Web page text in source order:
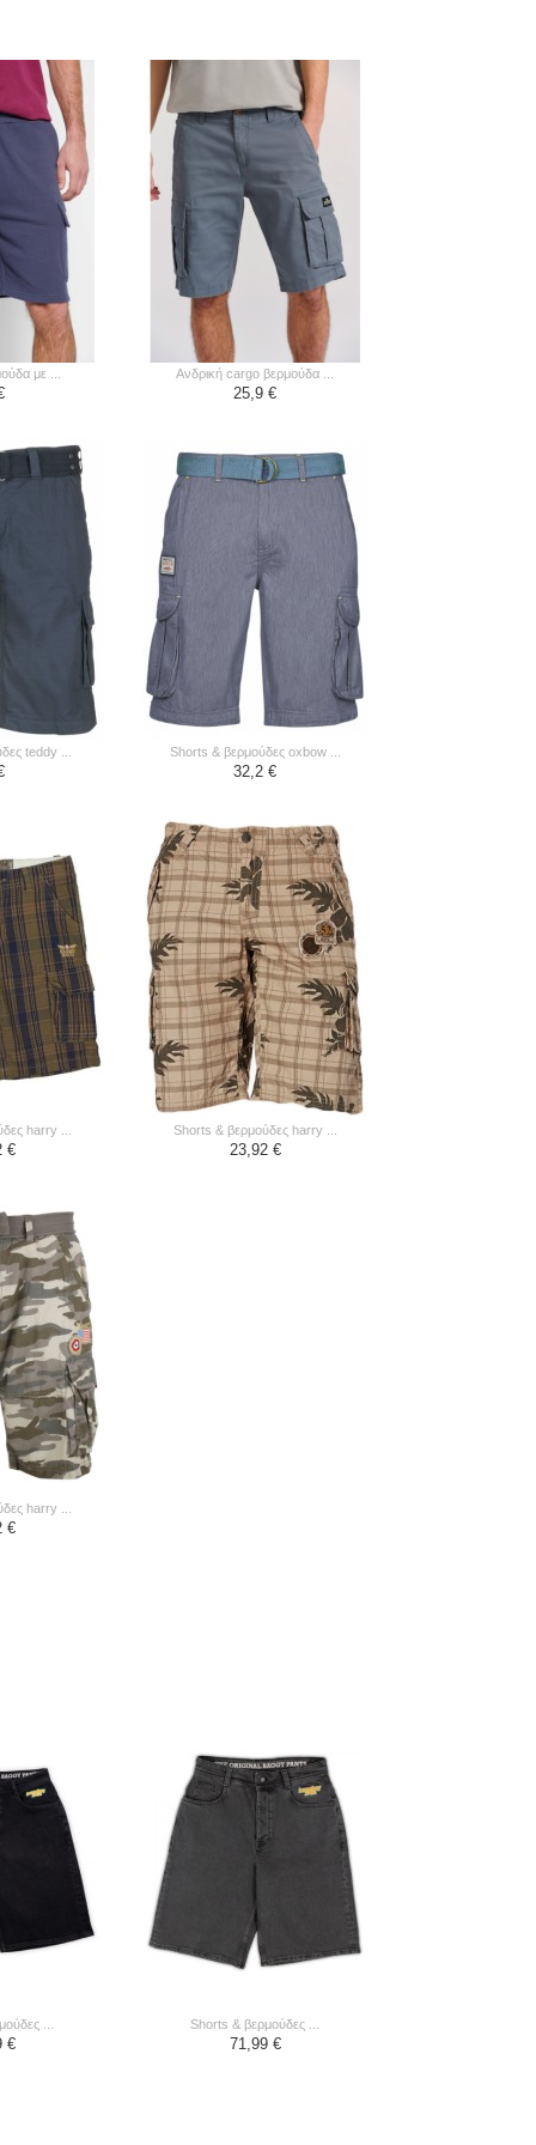
με ... ανδρική cargo βερμούδα ...
25,9 €
teddy ... shorts & βερμούδες oxbow ...
32,2 €
harry ...
€
shorts & βερμούδες harry ...
23,92 €
harry ...
€
...
€
shorts & βερμούδες ...
71,99 €